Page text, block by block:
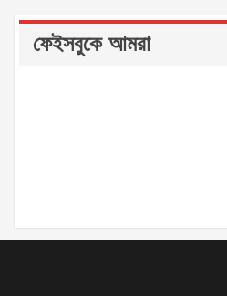
ফেইসবুকে আমরা